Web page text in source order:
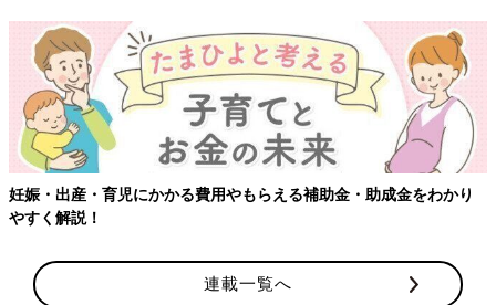
妊娠・出産・育児にかかる費用やもらえる補助金・助成金をわかり
やすく解説！
連載一覧へ